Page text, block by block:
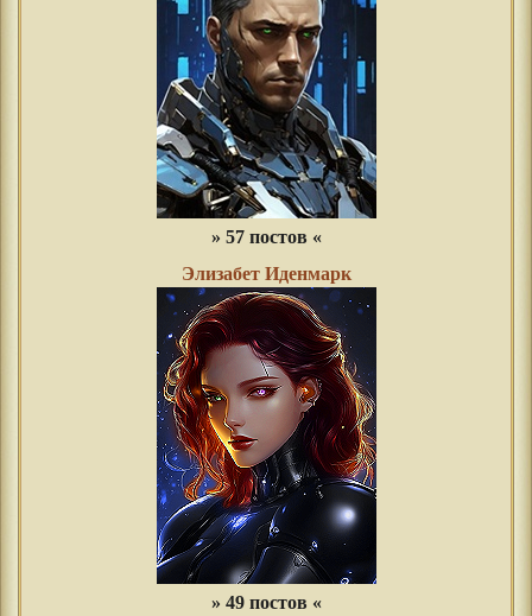
» 57 постов «
Элизабет Иденмарк
» 49 постов «